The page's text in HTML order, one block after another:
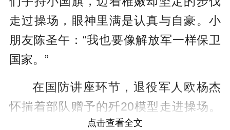
r
e
e
走过操场，眼神里满是认真与自豪。小
朋友陈圣午：“我也要像解放军一样保卫
国家。”
在国防讲座环节，退役军人欧杨杰
怀揣着部队赠予的歼20模型走进操场。
孩子们立刻围拢过来，小脸上满是好
点击查看全文